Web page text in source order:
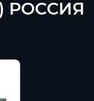
РОССИЯ